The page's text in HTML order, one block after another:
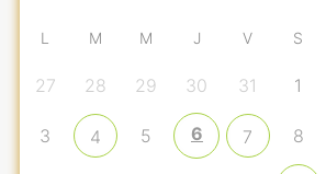
L M M J V S
27 28 29 30 31 1
3 4 5 6 7 8